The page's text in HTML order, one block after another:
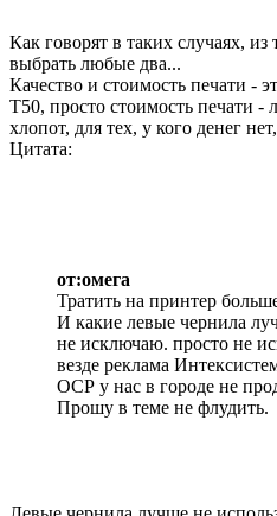
Как говорят в таких случаях,
выбрать любые два...
Качество и стоимость печати -
Т50, просто стоимость печати -
хлопот, для тех, у кого денег
Цитата:
от:омега
Тратить на принтер
И какие левые чернила
не исключаю. просто не
везде реклама
ОСР у нас в городе не
Прошу в теме не флудить.